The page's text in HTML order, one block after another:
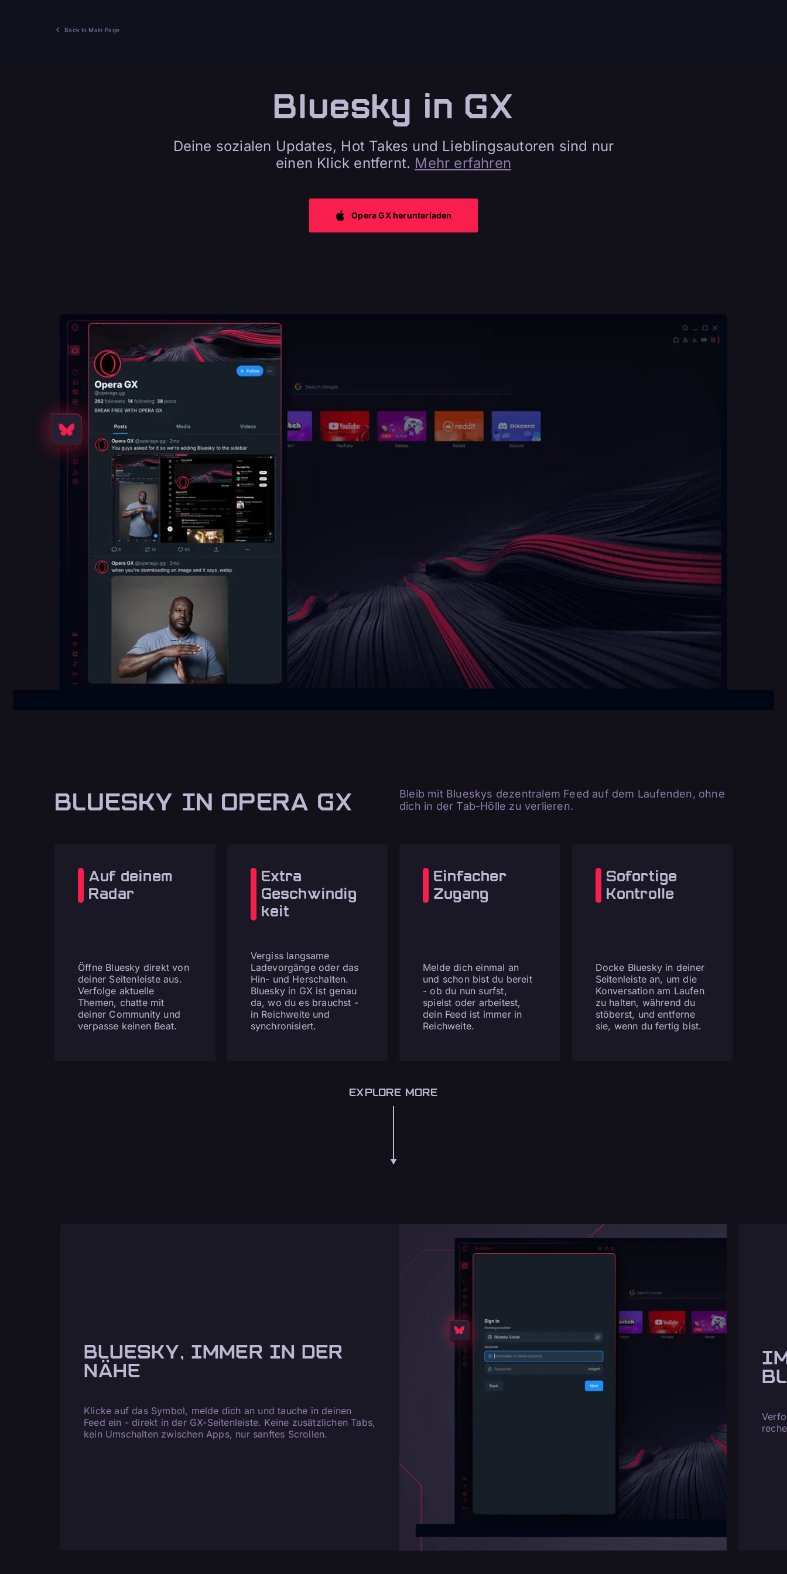
Back to Main Page
Bluesky in GX
Deine sozialen Updates, Hot Takes und Lieblingsautoren sind nur
einen Klick entfernt. Mehr erfahren
Opera GX herunterladen
BLUESKY IN OPERA GX
Bleib mit Blueskys dezentralem Feed auf dem Laufenden, ohne
dich in der Tab-Hölle zu verlieren.
Auf deinem
Radar
Öffne Bluesky direkt von
deiner Seitenleiste aus.
Verfolge aktuelle
Themen, chatte mit
deiner Community und
verpasse keinen Beat.
Extra
Geschwindig
keit
Vergiss langsame
Ladevorgänge oder das
Hin- und Herschalten.
Bluesky in GX ist genau
da, wo du es brauchst -
in Reichweite und
synchronisiert.
Einfacher
Zugang
Melde dich einmal an
und schon bist du bereit
- ob du nun surfst,
spielst oder arbeitest,
dein Feed ist immer in
Reichweite.
Sofortige
Kontrolle
Docke Bluesky in deiner
Seitenleiste an, um die
Konversation am Laufen
zu halten, während du
stöberst, und entferne
sie, wenn du fertig bist.
EXPLORE MORE
BLUESKY, IMMER IN DER
NÄHE
Klicke auf das Symbol, melde dich an und tauche in deinen
Feed ein - direkt in der GX-Seitenleiste. Keine zusätzlichen Tabs,
kein Umschalten zwischen Apps, nur sanftes Scrollen.